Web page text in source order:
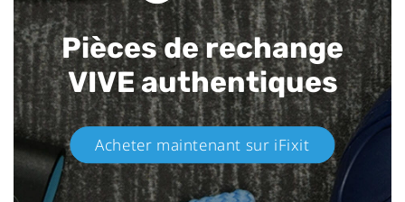
Pièces de rechange
VIVE authentiques​
Acheter maintenant sur iFixit​